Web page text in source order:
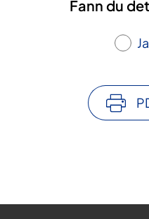
Fann du
Ja